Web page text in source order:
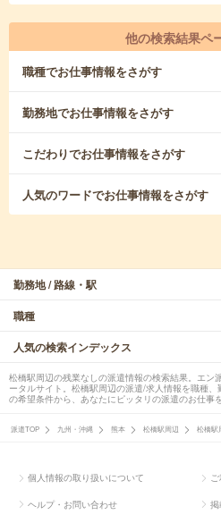
他の検索結果ペ
職種でお仕事情報をさがす
勤務地でお仕事情報をさがす
こだわりでお仕事情報をさがす
人気のワードでお仕事情報をさがす
勤務地 / 路線・駅
職種
人気の検索インデックス
松橋駅周辺の残業なしの派遣情報の検索結果。エン
ータルサイト。松橋駅周辺の派遣/求人情報を職種
の希望条件から、あなたにピッタリの派遣のお仕事
派遣TOP 九州・沖縄 熊本 松橋駅周辺 松橋駅
個人情報の取り扱いについて
ヘルプ・お問い合わせ